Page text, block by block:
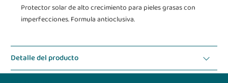
Protector solar de alto crecimiento para pieles grasas con
imperfecciones. Formula antioclusiva.
Detalle del producto